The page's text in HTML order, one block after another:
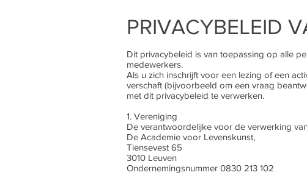
PRIVACYBELEID
Dit privacybeleid is van toepassing op alle
medewerkers.
Als u zich inschrijft voor een lezing of een
verschaft (bijvoorbeeld om een vraag
met dit privacybeleid te verwerken.
1. Vereniging
De verantwoordelijke voor de verwerking
De Academie voor Levenskunst,
Tiensevest 65
3010 Leuven
Ondernemingsnummer 0830 213 102